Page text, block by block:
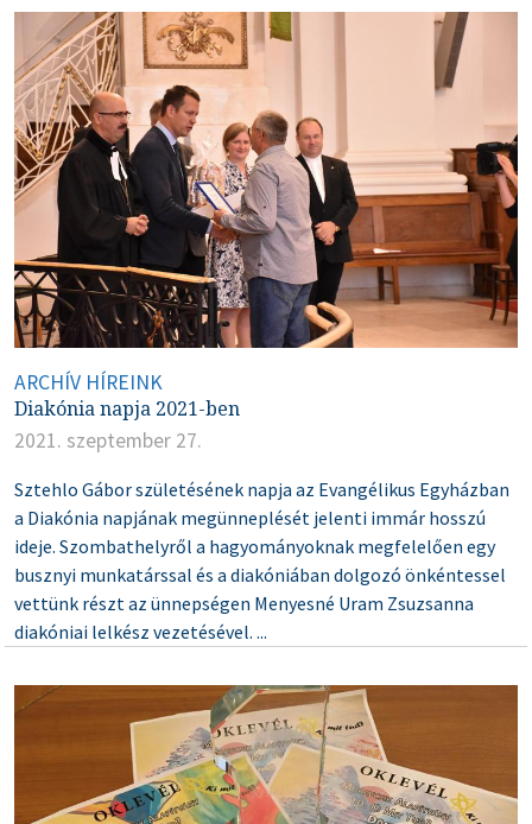
ARCHÍV HÍREINK
Diakónia napja 2021-ben
2021. szeptember 27.
Sztehlo Gábor születésének napja az Evangélikus Egyházban
a Diakónia napjának megünneplését jelenti immár hosszú
ideje. Szombathelyről a hagyományoknak megfelelően egy
busznyi munkatárssal és a diakóniában dolgozó önkéntessel
vettünk részt az ünnepségen Menyesné Uram Zsuzsanna
diakóniai lelkész vezetésével. ...